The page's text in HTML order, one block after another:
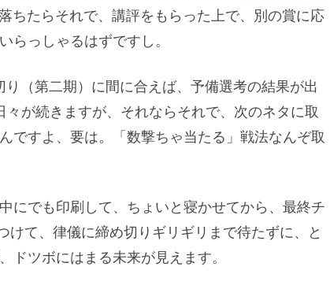
ちたらそれで、講評をもらった上で、別の賞に応
らっしゃるはずですし。
（第二期）に間に合えば、予備選考の結果が出
が続きますが、それならそれで、次のネタに取
ですよ、要は。「数撃ちゃ当たる」戦法なんぞ取
にでも印刷して、ちょいと寝かせてから、最終チ
て、律儀に締め切りギリギリまで待たずに、と
ドツボにはまる未来が見えます。